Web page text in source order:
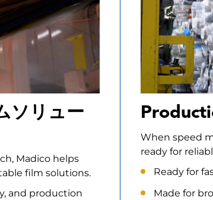
ソリュー
Madico helps
film solutions.
and production
When speed
ready for
Ready for
Made for